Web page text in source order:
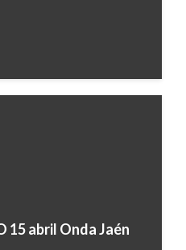
15 abril Onda Jaén